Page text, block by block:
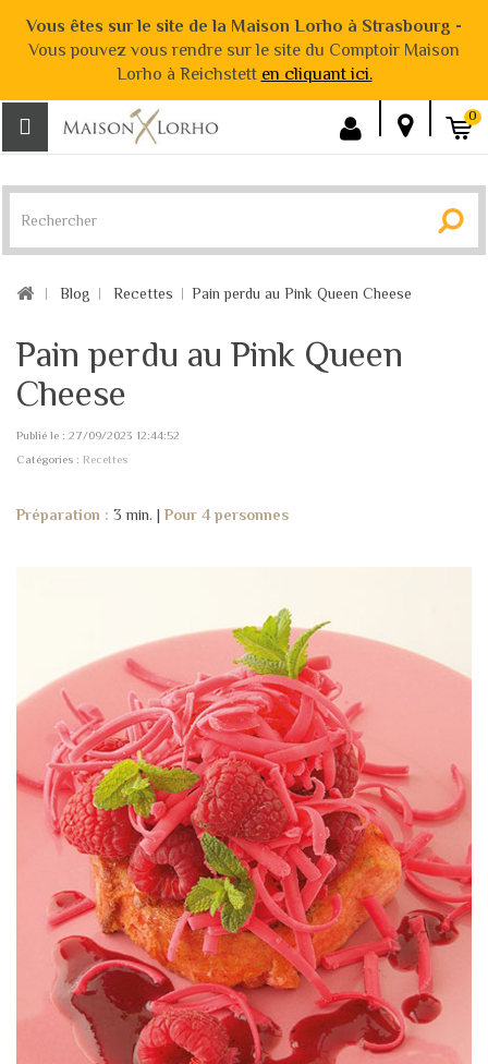
Vous êtes sur le site de la Maison Lorho à Strasbourg -
Vous pouvez vous rendre sur le site du Comptoir Maison
Lorho à Reichstett en cliquant ici.
0
Blog Recettes Pain perdu au Pink Queen Cheese
Pain perdu au Pink Queen
Cheese
Publié le : 27/09/2023 12:44:52
Catégories : Recettes
Préparation : 3 min. | Pour 4 personnes